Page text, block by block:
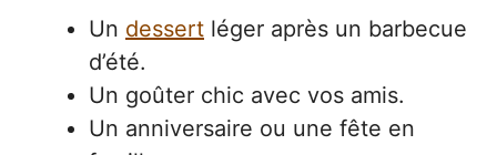
Un dessert léger après un barbecue
d’été.
Un goûter chic avec vos amis.
Un anniversaire ou une fête en